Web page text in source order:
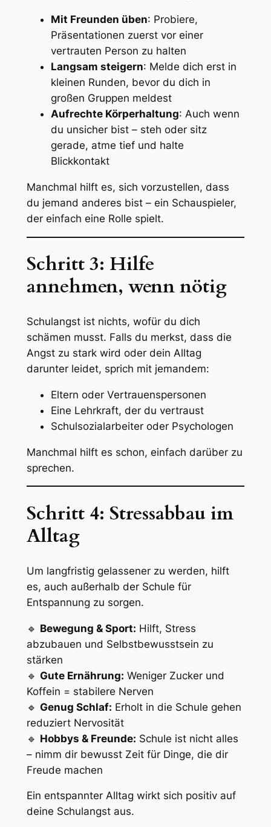
Mit Freunden üben: Probiere,
Präsentationen zuerst vor einer
vertrauten Person zu halten
Langsam steigern: Melde dich erst in
kleinen Runden, bevor du dich in
großen Gruppen meldest
Aufrechte Körperhaltung: Auch wenn
du unsicher bist – steh oder sitz
gerade, atme tief und halte
Blickkontakt
Manchmal hilft es, sich vorzustellen, dass
du jemand anderes bist – ein Schauspieler,
der einfach eine Rolle spielt.
Schritt 3: Hilfe
annehmen, wenn nötig
Schulangst ist nichts, wofür du dich
schämen musst. Falls du merkst, dass die
Angst zu stark wird oder dein Alltag
darunter leidet, sprich mit jemandem:
Eltern oder Vertrauenspersonen
Eine Lehrkraft, der du vertraust
Schulsozialarbeiter oder Psychologen
Manchmal hilft es schon, einfach darüber zu
sprechen.
Schritt 4: Stressabbau im
Alltag
Um langfristig gelassener zu werden, hilft
es, auch außerhalb der Schule für
Entspannung zu sorgen.
🔹 Bewegung & Sport: Hilft, Stress
abzubauen und Selbstbewusstsein zu
stärken
🔹 Gute Ernährung: Weniger Zucker und
Koffein = stabilere Nerven
🔹 Genug Schlaf: Erholt in die Schule gehen
reduziert Nervosität
🔹 Hobbys & Freunde: Schule ist nicht alles
– nimm dir bewusst Zeit für Dinge, die dir
Freude machen
Ein entspannter Alltag wirkt sich positiv auf
deine Schulangst aus.